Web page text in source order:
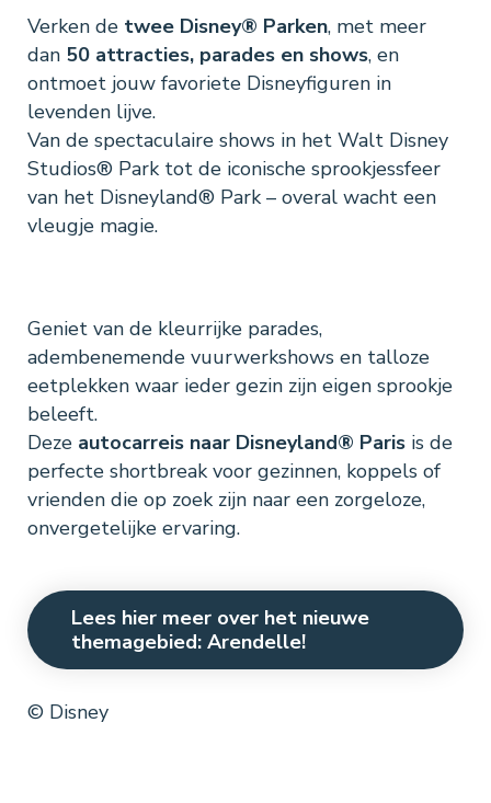
Verken de twee Disney® Parken, met meer
dan 50 attracties, parades en shows, en
ontmoet jouw favoriete Disneyfiguren in
levenden lijve.
Van de spectaculaire shows in het Walt Disney
Studios® Park tot de iconische sprookjessfeer
van het Disneyland® Park – overal wacht een
vleugje magie.
Geniet van de kleurrijke parades,
adembenemende vuurwerkshows en talloze
eetplekken waar ieder gezin zijn eigen sprookje
beleeft.
Deze autocarreis naar Disneyland® Paris is de
perfecte shortbreak voor gezinnen, koppels of
vrienden die op zoek zijn naar een zorgeloze,
onvergetelijke ervaring.
Lees hier meer over het nieuwe
themagebied: Arendelle!
© Disney